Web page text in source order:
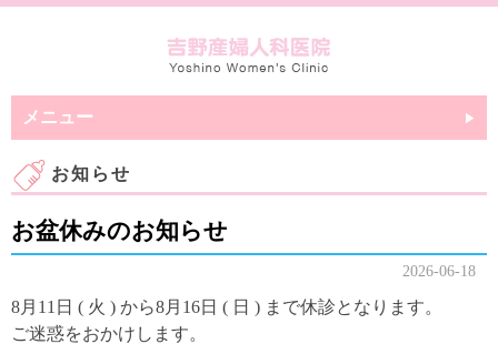
メニュー
お知らせ
お盆休みのお知らせ
2026-06-18
8月11日 ( 火 ) から8月16日 ( 日 ) まで休診となります。
ご迷惑をおかけします。